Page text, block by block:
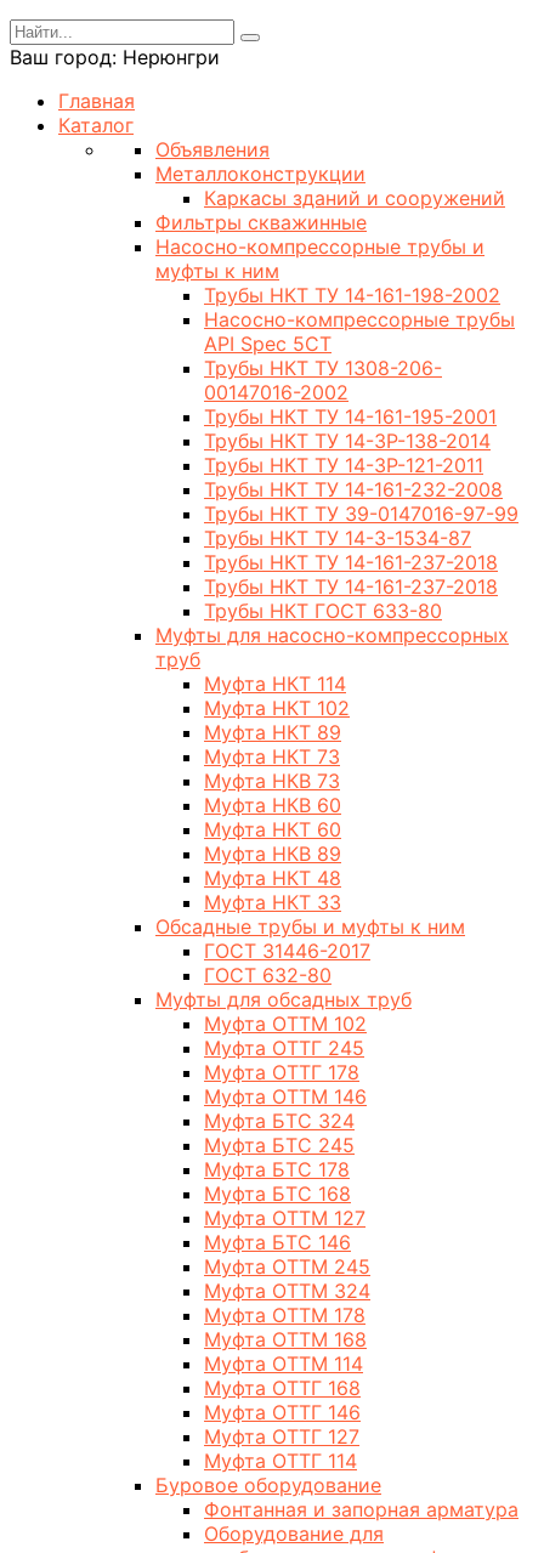
Ваш город: Нерюнгри
Главная
Каталог
Объявления
Металлоконструкции
Каркасы зданий и сооружений
Фильтры скважинные
Насосно-компрессорные трубы и
муфты к ним
Трубы НКТ ТУ 14-161-198-2002
Насосно-компрессорные трубы
API Spec 5CT
Трубы НКТ ТУ 1308-206-
00147016-2002
Трубы НКТ ТУ 14-161-195-2001
Трубы НКТ ТУ 14-3Р-138-2014
Трубы НКТ ТУ 14-3Р-121-2011
Трубы НКТ ТУ 14-161-232-2008
Трубы НКТ ТУ 39-0147016-97-99
Трубы НКТ ТУ 14-3-1534-87
Трубы НКТ ТУ 14-161-237-2018
Трубы НКТ ТУ 14-161-237-2018
Трубы НКТ ГОСТ 633-80
Муфты для насосно-компрессорных
труб
Муфта НКТ 114
Муфта НКТ 102
Муфта НКТ 89
Муфта НКТ 73
Муфта НКВ 73
Муфта НКВ 60
Муфта НКТ 60
Муфта НКВ 89
Муфта НКТ 48
Муфта НКТ 33
Обсадные трубы и муфты к ним
ГОСТ 31446-2017
ГОСТ 632-80
Муфты для обсадных труб
Муфта ОТТМ 102
Муфта ОТТГ 245
Муфта ОТТГ 178
Муфта ОТТМ 146
Муфта БТС 324
Муфта БТС 245
Муфта БТС 178
Муфта БТС 168
Муфта ОТТМ 127
Муфта БТС 146
Муфта ОТТМ 245
Муфта ОТТМ 324
Муфта ОТТМ 178
Муфта ОТТМ 168
Муфта ОТТМ 114
Муфта ОТТГ 168
Муфта ОТТГ 146
Муфта ОТТГ 127
Муфта ОТТГ 114
Буровое оборудование
Фонтанная и запорная арматура
Оборудование для